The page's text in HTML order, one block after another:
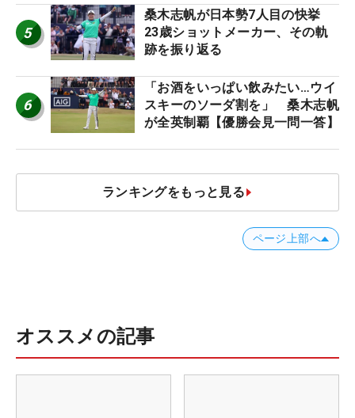
5
桑木志帆が日本勢7人目の快挙
23歳ショットメーカー、その軌
跡を振り返る
6
「お酒をいっぱい飲みたい…ウイ
スキーのソーダ割を」 桑木志帆
が全英制覇【優勝会見一問一答】
ランキングをもっと見る
ページ上部へ
オススメの記事